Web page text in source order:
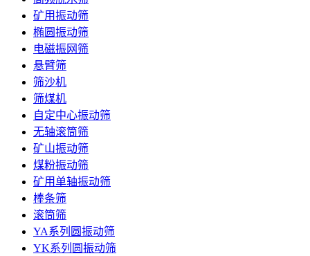
矿用振动筛
椭圆振动筛
电磁振网筛
悬臂筛
筛沙机
筛煤机
自定中心振动筛
无轴滚筒筛
矿山振动筛
煤粉振动筛
矿用单轴振动筛
棒条筛
滚筒筛
YA系列圆振动筛
YK系列圆振动筛